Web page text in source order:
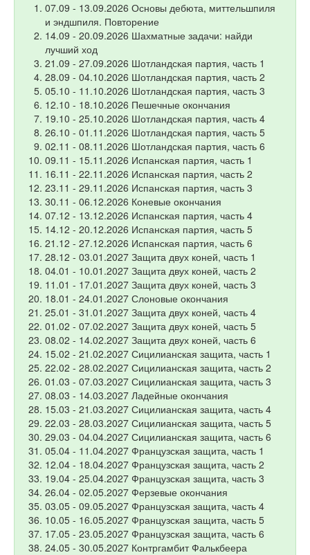
07.09 - 13.09.2026 Основы дебюта, миттельшпиля
и эндшпиля. Повторение
14.09 - 20.09.2026 Шахматные задачи: найди
лучший ход
21.09 - 27.09.2026 Шотландская партия, часть 1
28.09 - 04.10.2026 Шотландская партия, часть 2
05.10 - 11.10.2026 Шотландская партия, часть 3
12.10 - 18.10.2026 Пешечные окончания
19.10 - 25.10.2026 Шотландская партия, часть 4
26.10 - 01.11.2026 Шотландская партия, часть 5
02.11 - 08.11.2026 Шотландская партия, часть 6
09.11 - 15.11.2026 Испанская партия, часть 1
16.11 - 22.11.2026 Испанская партия, часть 2
23.11 - 29.11.2026 Испанская партия, часть 3
30.11 - 06.12.2026 Коневые окончания
07.12 - 13.12.2026 Испанская партия, часть 4
14.12 - 20.12.2026 Испанская партия, часть 5
21.12 - 27.12.2026 Испанская партия, часть 6
28.12 - 03.01.2027 Защита двух коней, часть 1
04.01 - 10.01.2027 Защита двух коней, часть 2
11.01 - 17.01.2027 Защита двух коней, часть 3
18.01 - 24.01.2027 Слоновые окончания
25.01 - 31.01.2027 Защита двух коней, часть 4
01.02 - 07.02.2027 Защита двух коней, часть 5
08.02 - 14.02.2027 Защита двух коней, часть 6
15.02 - 21.02.2027 Сицилианская защита, часть 1
22.02 - 28.02.2027 Сицилианская защита, часть 2
01.03 - 07.03.2027 Сицилианская защита, часть 3
08.03 - 14.03.2027 Ладейные окончания
15.03 - 21.03.2027 Сицилианская защита, часть 4
22.03 - 28.03.2027 Сицилианская защита, часть 5
29.03 - 04.04.2027 Сицилианская защита, часть 6
05.04 - 11.04.2027 Французская защита, часть 1
12.04 - 18.04.2027 Французская защита, часть 2
19.04 - 25.04.2027 Французская защита, часть 3
26.04 - 02.05.2027 Ферзевые окончания
03.05 - 09.05.2027 Французская защита, часть 4
10.05 - 16.05.2027 Французская защита, часть 5
17.05 - 23.05.2027 Французская защита, часть 6
24.05 - 30.05.2027 Контргамбит Фалькбеера